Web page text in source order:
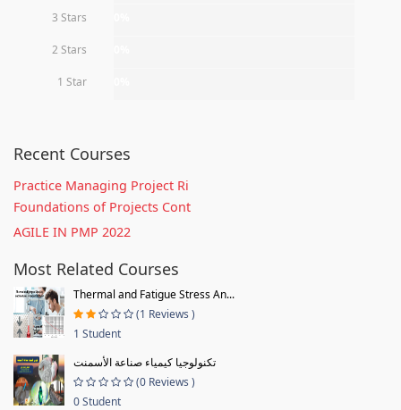
3 Stars
2 Stars
1 Star
Recent Courses
Practice Managing Project Ri
Foundations of Projects Cont
AGILE IN PMP 2022
Most Related Courses
Thermal and Fatigue Stress An...
(1 Reviews )
1 Student
تكنولوجيا كيمياء صناعة الأسمنت
(0 Reviews )
0 Student